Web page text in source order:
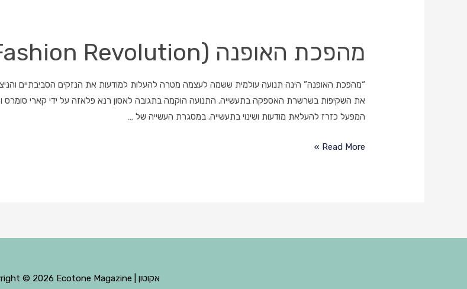
מהפכת האופנה (Fashion Revolution)
“מהפכת האופנה” הינה תנועה עולמית ששמה לעצמה מטרה להעלות למודעות את הנזקים הסביבתיים
את השקיפות בשרשרת האספקה בתעשייה. התנועה הוקמה בתגובה לאסון רנא פלאזה על ידי קארי סומרס
המפעל כזרז להעלאת מודעות ושינוי בתעשייה. במסגרת העשייה של …
מהפכת
Read More »
© 2026 Ecotone Magazine | אקוטון